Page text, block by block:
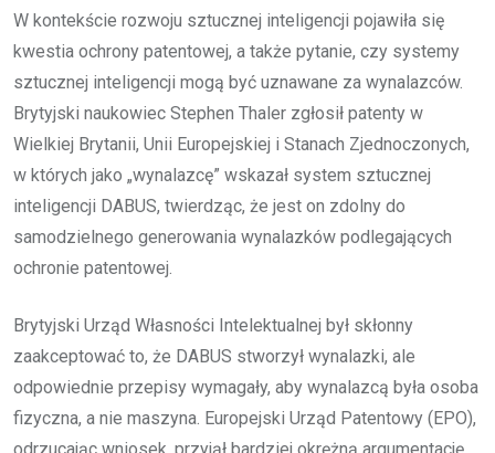
W kontekście rozwoju sztucznej inteligencji pojawiła się
kwestia ochrony patentowej, a także pytanie, czy systemy
sztucznej inteligencji mogą być uznawane za wynalazców.
Brytyjski naukowiec Stephen Thaler zgłosił patenty w
Wielkiej Brytanii, Unii Europejskiej i Stanach Zjednoczonych,
w których jako „wynalazcę” wskazał system sztucznej
inteligencji DABUS, twierdząc, że jest on zdolny do
samodzielnego generowania wynalazków podlegających
ochronie patentowej.
Brytyjski Urząd Własności Intelektualnej był skłonny
zaakceptować to, że DABUS stworzył wynalazki, ale
odpowiednie przepisy wymagały, aby wynalazcą była osoba
fizyczna, a nie maszyna. Europejski Urząd Patentowy (EPO),